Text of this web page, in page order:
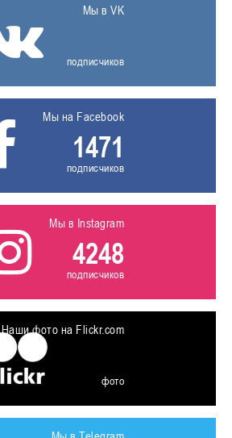
Мы в VK
подписчиков
Мы на Facebook
1471
подписчиков
Мы в Instagram
4248
подписчиков
Наши фото на Flickr.com
фото